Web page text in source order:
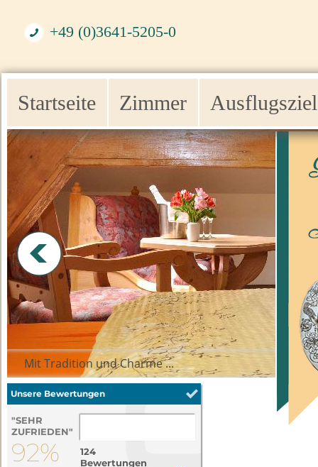
+49 (0)3641-5205-0
Startseite Zimmer
Mit Tradition und Charme ...